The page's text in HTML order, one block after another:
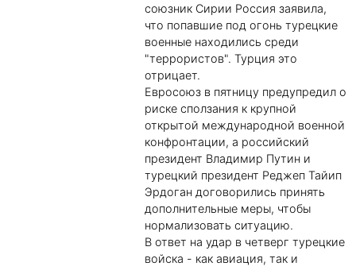
союзник Сирии Россия заявила,
что попавшие под огонь турецкие
военные находились среди
"террористов". Турция это
отрицает.
Евросоюз в пятницу предупредил о
риске сползания к крупной
открытой международной военной
конфронтации, а российский
президент Владимир Путин и
турецкий президент Реджеп Тайип
Эрдоган договорились принять
дополнительные меры, чтобы
нормализовать ситуацию.
В ответ на удар в четверг турецкие
войска - как авиация, так и